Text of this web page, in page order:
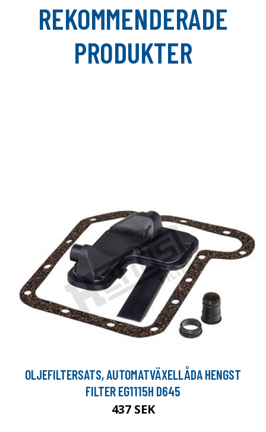
REKOMMENDERADE
PRODUKTER
OLJEFILTERSATS, AUTOMATVÄXELLÅDA HENGST
FILTER EG1115H D645
437 SEK